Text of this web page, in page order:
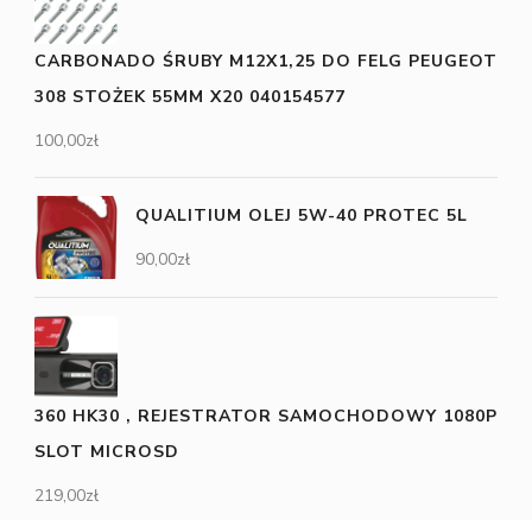
CARBONADO ŚRUBY M12X1,25 DO FELG PEUGEOT
308 STOŻEK 55MM X20 040154577
100,00zł
QUALITIUM OLEJ 5W-40 PROTEC 5L
90,00zł
360 HK30 , REJESTRATOR SAMOCHODOWY 1080P
SLOT MICROSD
219,00zł